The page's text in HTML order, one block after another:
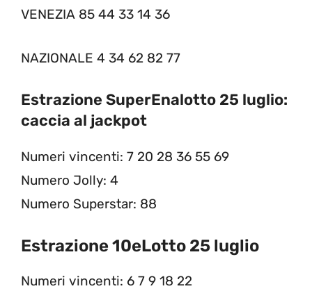
VENEZIA 85 44 33 14 36
NAZIONALE 4 34 62 82 77
Estrazione SuperEnalotto 25 luglio:
caccia al jackpot
Numeri vincenti: 7 20 28 36 55 69
Numero Jolly: 4
Numero Superstar: 88
Estrazione 10eLotto 25 luglio
Numeri vincenti: 6 7 9 18 22